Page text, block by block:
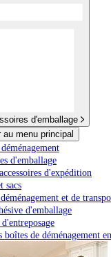
d'emballage
au menu principal
d'emballage
d'expédition
sacs
et de
d'emballage
boîtes de déménagement